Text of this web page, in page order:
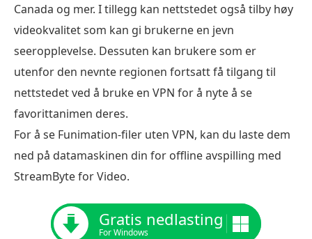
Canada og mer. I tillegg kan nettstedet også tilby høy
videokvalitet som kan gi brukerne en jevn
seeropplevelse. Dessuten kan brukere som er
utenfor den nevnte regionen fortsatt få tilgang til
nettstedet ved å bruke en VPN for å nyte å se
favorittanimen deres.
For å se Funimation-filer uten VPN, kan du laste dem
ned på datamaskinen din for offline avspilling med
StreamByte for Video.
Gratis nedlasting
For Windows